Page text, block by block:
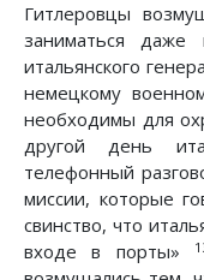
Гитлеровцы
заниматься даже
итальянского
немецкому
необходимы для
другой день
телефонный
миссии, которые
свинство, что
входе в порты»